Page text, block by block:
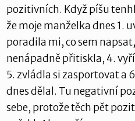
pozitivních. Když píšu
že moje manželka dnes 1.
poradila mi, co sem
nenápadně přitiskla, 4.
5. zvládla si zasportovat a
dnes dělal. Tu negativní
sebe, protože těch pět